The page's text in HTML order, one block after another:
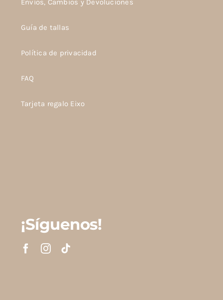
Envíos, Cambios y Devoluciones
Guía de tallas
Política de privacidad
FAQ
Tarjeta regalo Eixo
¡Síguenos!